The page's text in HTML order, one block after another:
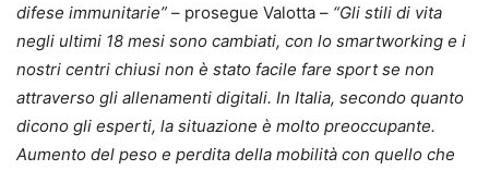
difese immunitarie” – prosegue Valotta – “Gli stili di vita
negli ultimi 18 mesi sono cambiati, con lo smartworking e i
nostri centri chiusi non è stato facile fare sport se non
attraverso gli allenamenti digitali. In Italia, secondo quanto
dicono gli esperti, la situazione è molto preoccupante.
Aumento del peso e perdita della mobilità con quello che